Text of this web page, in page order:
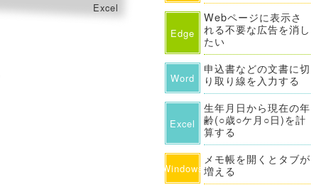
Excel
Edge
Webページに表示さ
れる不要な広告を消し
たい
Word
申込書などの文書に切
り取り線を入力する
Excel
生年月日から現在の年
齢(○歳○ケ月○日)を計
算する
Windows
メモ帳を開くとタブが
増える